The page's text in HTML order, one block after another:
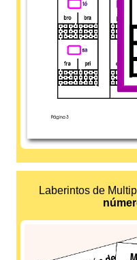
Laberintos de